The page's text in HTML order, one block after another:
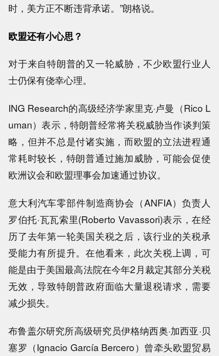
时，美方正不断违背承诺。”朗格说。
欧盟还有小心思？
对于来自特朗普的又一轮威胁，不少欧盟行业人
士仍保有侥幸心理。
ING Research的高级经济学家里克·卢曼（Rico L
uman）表示，特朗普经常将关税威胁当作谈判策
略，但并不总是付诸实施，而欧盟的立法进程通
常耗时较长，特朗普通过施加威胁，可能会促使
欧洲议会和欧盟理事会加速通过协议。
意大利汽车零部件制造商协会（ANFIA）负责人
罗伯托·瓦瓦索里(Roberto Vavassori)表示，在经
历了去年第一轮美国关税之后，该行业的关税承
受能力有所提升。在他看来，此次关税上调，可
能是由于美国最高法院在今年2月裁定其部分关税
无效，导致特朗普政府面临大量退税请求，需要
减少损失。
布鲁盖尔研究所高级研究员伊格纳西奥·加西亚·贝
塞罗（Ignacio García Bercero）曾牵头欧盟贸易